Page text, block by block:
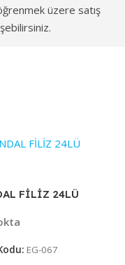
üzere satış
FİLİZ 24LÜ
EG-067